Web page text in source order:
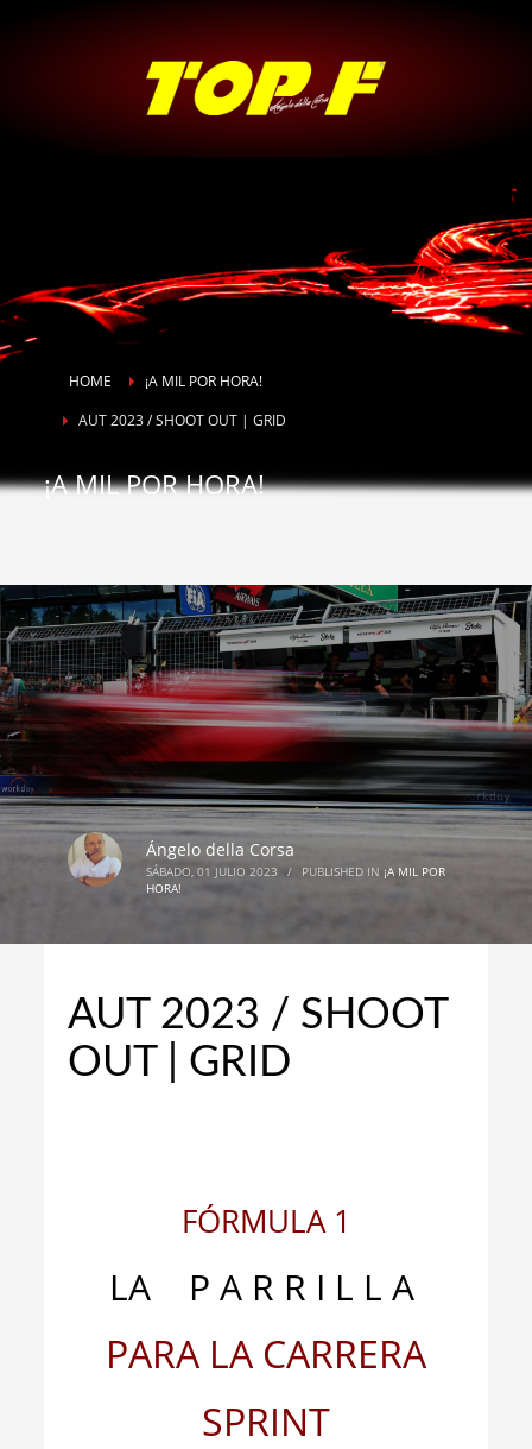
HOME
¡A MIL POR HORA!
AUT 2023 / SHOOT OUT | GRID
¡A MIL POR HORA!
Ángelo della Corsa
SÁBADO, 01 JULIO 2023 / PUBLISHED IN¡A MIL POR
HORA!
AUT 2023 / SHOOT
OUT | GRID
FÓRMULA 1
LA P A R R I L L A
PARA LA CARRERA
SPRINT